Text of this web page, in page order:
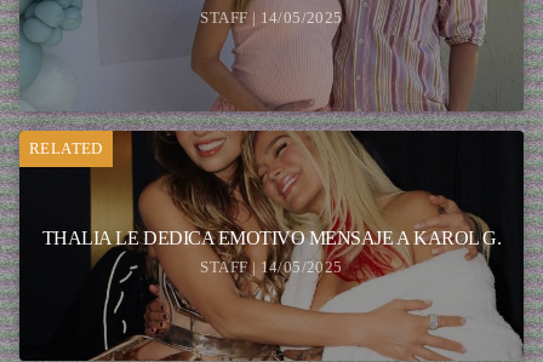
STAFF | 14/05/2025
RELATED
THALIA LE DEDICA EMOTIVO MENSAJE A KAROL G.
STAFF | 14/05/2025